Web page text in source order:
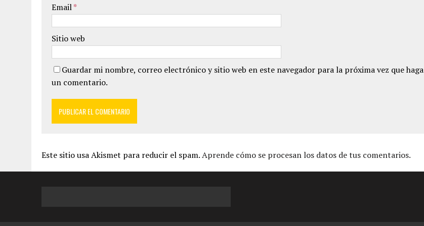
Email*
Sitio web
Guardar mi nombre, correo electrónico y sitio web en este navegador para la próxima vez que haga
un comentario.
Este sitio usa Akismet para reducir el spam.Aprende cómo se procesan los datos de tus comentarios.